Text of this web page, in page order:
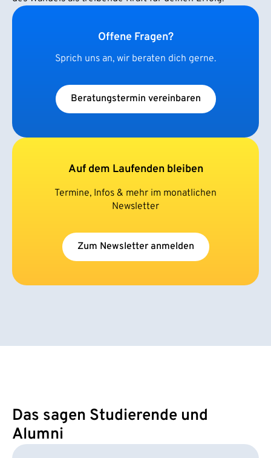
Offene Fragen?
Sprich uns an, wir beraten dich gerne.
Beratungstermin vereinbaren
Auf dem Laufenden bleiben
Termine, Infos & mehr im monatlichen
Newsletter
Zum Newsletter anmelden
Das sagen Studierende und
Alumni